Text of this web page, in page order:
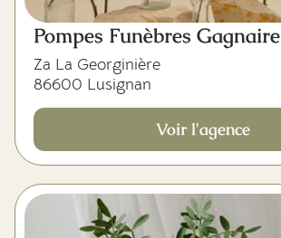
Pompes Funèbres Gagnaire
Za La Georginière
86600 Lusignan
Voir l'agence